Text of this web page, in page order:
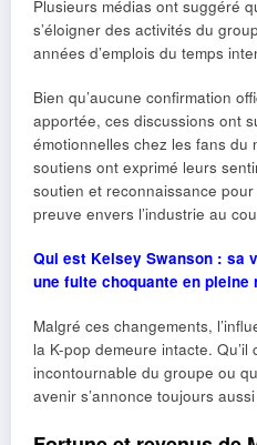
Plusieurs médias ont suggéré
s’éloigner des activités du
années d’emplois du temps
Bien qu’aucune confirmation
apportée, ces discussions ont
émotionnelles chez les fans du
soutiens ont exprimé leurs
soutien et reconnaissance
preuve envers l’industrie au
Qui est Kelsey Swanson : sa
une fuite choquante en pleine
Malgré ces changements,
la K-pop demeure intacte. Qu’il
incontournable du groupe ou
avenir s’annonce toujours